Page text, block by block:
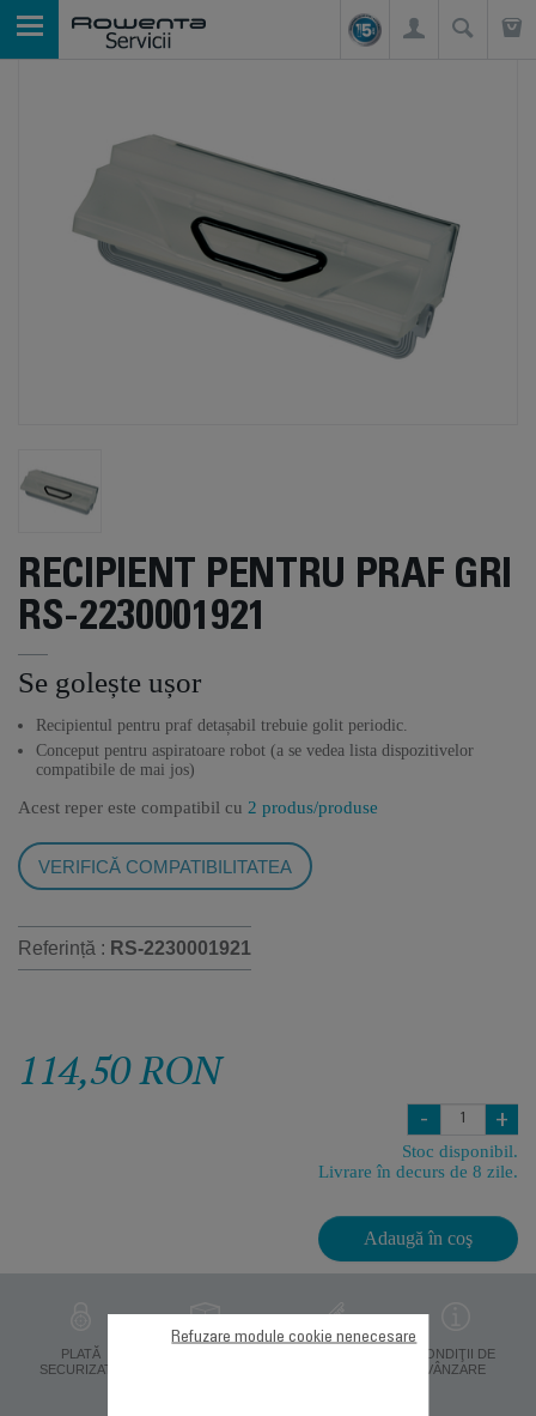
RECIPIENT PENTRU PRAF GRI
RS-2230001921
Se golește ușor
Recipientul pentru praf detașabil trebuie golit periodic.
Conceput pentru aspiratoare robot (a se vedea lista dispozitivelor
compatibile de mai jos)
Acest reper este compatibil cu 2 produs/produse
VERIFICĂ COMPATIBILITATEA
Referință : RS-2230001921
114,50 RON
- +
Stoc disponibil.
Livrare în decurs de 8 zile.
Adaugă în coş
PLATĂ
SECURIZATĂ
CONDIŢII DE
VÂNZARE
Refuzare module cookie nenecesare